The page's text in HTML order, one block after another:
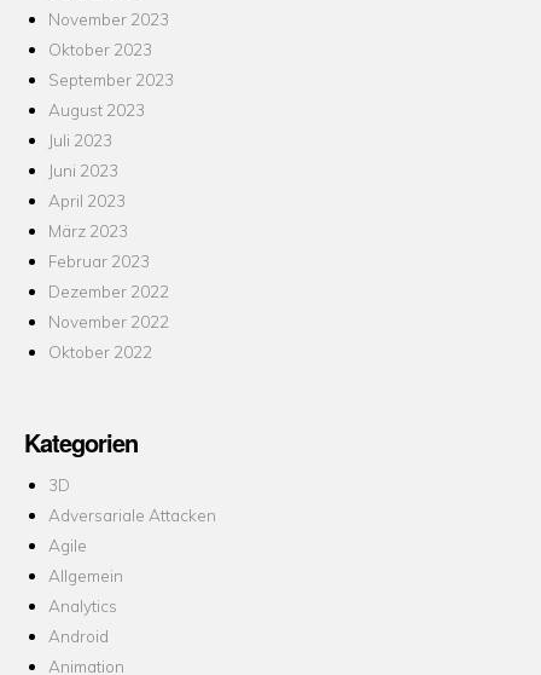
November 2023
Oktober 2023
September 2023
August 2023
Juli 2023
Juni 2023
April 2023
März 2023
Februar 2023
Dezember 2022
November 2022
Oktober 2022
Kategorien
3D
Adversariale Attacken
Agile
Allgemein
Analytics
Android
Animation